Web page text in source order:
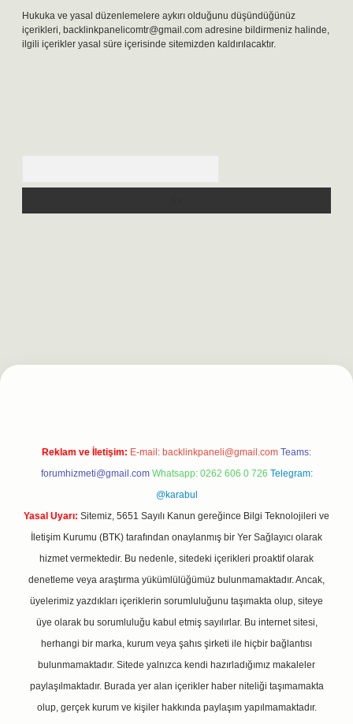
Hukuka ve yasal düzenlemelere aykırı olduğunu düşündüğünüz
içerikleri, backlinkpanelicomtr@gmail.com adresine bildirmeniz halinde,
ilgili içerikler yasal süre içerisinde sitemizden kaldırılacaktır.
Reklam ve İletişim: E-mail: backlinkpaneli@gmail.com Teams:
forumhizmeti@gmail.com Whatsapp: 0262 606 0 726 Telegram:
@karabul
Yasal Uyarı: Sitemiz, 5651 Sayılı Kanun gereğince Bilgi Teknolojileri ve
İletişim Kurumu (BTK) tarafından onaylanmış bir Yer Sağlayıcı olarak
hizmet vermektedir. Bu nedenle, sitedeki içerikleri proaktif olarak
denetleme veya araştırma yükümlülüğümüz bulunmamaktadır. Ancak,
üyelerimiz yazdıkları içeriklerin sorumluluğunu taşımakta olup, siteye
üye olarak bu sorumluluğu kabul etmiş sayılırlar. Bu internet sitesi,
herhangi bir marka, kurum veya şahıs şirketi ile hiçbir bağlantısı
bulunmamaktadır. Sitede yalnızca kendi hazırladığımız makaleler
paylaşılmaktadır. Burada yer alan içerikler haber niteliği taşımamakta
olup, gerçek kurum ve kişiler hakkında paylaşım yapılmamaktadır.